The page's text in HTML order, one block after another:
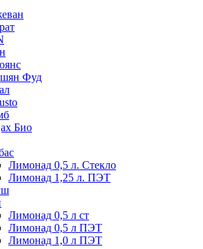
Фуд
Био
Лимонад 0,5 л. Стекло
Лимонад 1,25 л. ПЭТ
Лимонад 0,5 л ст
Лимонад 0,5 л ПЭТ
Лимонад 1,0 л ПЭТ